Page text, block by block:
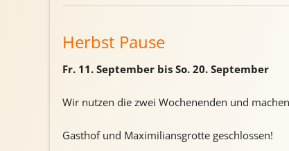
Herbst Pause
Fr. 11. September bis So. 20. September
Wir nutzen die zwei Wochenenden und
Gasthof und Maximiliansgrotte geschlossen!